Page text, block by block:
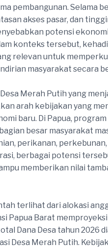
pembangunan. Selama
akses pasar, dan
potensi
konteks tersebut,
relevan untuk
masyarakat secara
Merah Putih yang
arah kebijakan yang
baru. Di Papua,
besar masyarakat
perikanan, perkebunan,
berbagai potensi
memberikan nilai
terlihat dari alokasi
Papua Barat
Dana Desa tahun 2026
Desa Merah Putih.